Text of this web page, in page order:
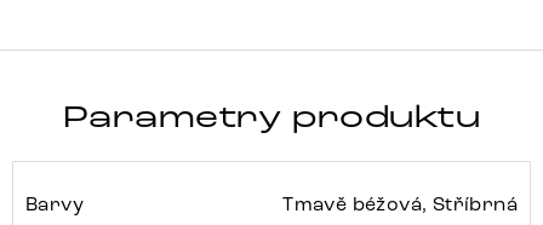
Parametry produktu
Barvy Tmavě béžová, Stříbrná